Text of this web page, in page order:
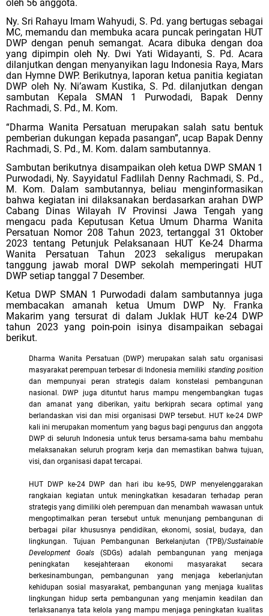
oleh 56 anggota.
Ny. Sri Rahayu Imam Wahyudi, S. Pd. yang bertugas sebagai
MC, memandu dan membuka acara puncak peringatan HUT
DWP dengan penuh semangat. Acara dibuka dengan doa
yang dipimpin oleh Ny. Dwi Yati Widayanti, S. Pd. Acara
dilanjutkan dengan menyanyikan lagu Indonesia Raya, Mars
dan Hymne DWP. Berikutnya, laporan ketua panitia kegiatan
DWP oleh Ny. Ni’awam Kustika, S. Pd. dilanjutkan dengan
sambutan Kepala SMAN 1 Purwodadi, Bapak Denny
Rachmadi, S. Pd., M. Kom.
“Dharma Wanita Persatuan merupakan salah satu bentuk
pemberian dukungan kepada pasangan”, ucap Bapak Denny
Rachmadi, S. Pd., M. Kom. dalam sambutannya.
Sambutan berikutnya disampaikan oleh ketua DWP SMAN 1
Purwodadi, Ny. Sayyidatul Fadlilah Denny Rachmadi, S. Pd.,
M. Kom. Dalam sambutannya, beliau menginformasikan
bahwa kegiatan ini dilaksanakan berdasarkan arahan DWP
Cabang Dinas Wilayah IV Provinsi Jawa Tengah yang
mengacu pada Keputusan Ketua Umum Dharma Wanita
Persatuan Nomor 208 Tahun 2023, tertanggal 31 Oktober
2023 tentang Petunjuk Pelaksanaan HUT Ke-24 Dharma
Wanita Persatuan Tahun 2023 sekaligus merupakan
tanggung jawab moral DWP sekolah memperingati HUT
DWP setiap tanggal 7 Desember.
Ketua DWP SMAN 1 Purwodadi dalam sambutannya juga
membacakan amanah ketua Umum DWP Ny. Franka
Makarim yang tersurat di dalam Juklak HUT ke-24 DWP
tahun 2023 yang poin-poin isinya disampaikan sebagai
berikut.
Dharma Wanita Persatuan (DWP) merupakan salah satu organisasi
masyarakat perempuan terbesar di Indonesia memiliki standing position
dan mempunyai peran strategis dalam konstelasi pembangunan
nasional. DWP juga dituntut harus mampu mengembangkan tugas
dan amanat yang diberikan, yaitu berkiprah secara optimal yang
berlandaskan visi dan misi organisasi DWP tersebut. HUT ke-24 DWP
kali ini merupakan momentum yang bagus bagi pengurus dan anggota
DWP di seluruh Indonesia untuk terus bersama-sama bahu membahu
melaksanakan seluruh program kerja dan memastikan bahwa tujuan,
visi, dan organisasi dapat tercapai.
HUT DWP ke-24 DWP dan hari ibu ke-95, DWP menyelenggarakan
rangkaian kegiatan untuk meningkatkan kesadaran terhadap peran
strategis yang dimiliki oleh perempuan dan menambah wawasan untuk
mengoptimalkan peran tersebut untuk menunjang pembangunan di
berbagai pilar khususnya pendidikan, ekonomi, sosial, budaya, dan
lingkungan. Tujuan Pembangunan Berkelanjutan (TPB)/Sustainable
Development Goals(SDGs) adalah pembangunan yang menjaga
peningkatan kesejahteraan ekonomi masyarakat secara
berkesinambungan, pembangunan yang menjaga keberlanjutan
kehidupan sosial masyarakat, pembangunan yang menjaga kualitas
lingkungan hidup serta pembangunan yang menjamin keadilan dan
terlaksananya tata kelola yang mampu menjaga peningkatan kualitas